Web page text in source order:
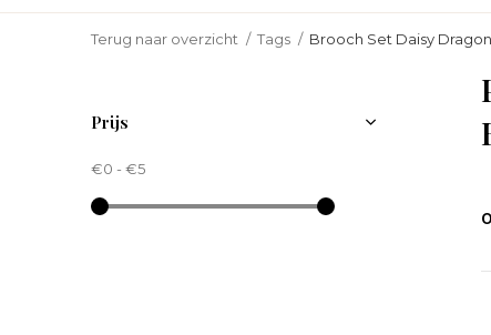
Terug naar overzicht Tags Brooch Set Daisy
Prijs
€0 - €5